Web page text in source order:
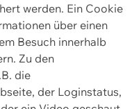
werden. Ein Cookie
über einen
Besuch innerhalb
Zu den
die
der Loginstatus,